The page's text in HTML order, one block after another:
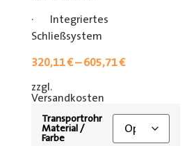
· Integriertes
Schließsystem
320,11€–605,71€
zzgl.
Versandkosten
Transportrohr
Material /
Farbe